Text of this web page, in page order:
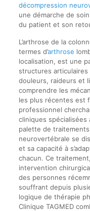
décompression
une démarche de
du patient et son
L’arthrose de la
termes d’arthrose
localisation, est une
structures
douleurs, raideurs et
comprendre les
les plus récentes est
professionnel
cliniques spécialisées
palette de
neurovertébrale se
et sa capacité à
chacun. Ce
intervention
des personnes
souffrant depuis
logique de thérapie
Clinique TAGMED